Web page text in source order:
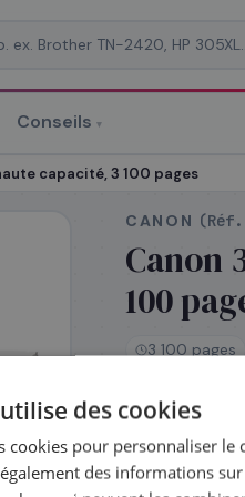
Conseils ▾
capacité, 3 100 pages
CANON
Canon
100
3 100 pages
Expédié
Coût par
des cookies
cookies pour personnaliser
des informations